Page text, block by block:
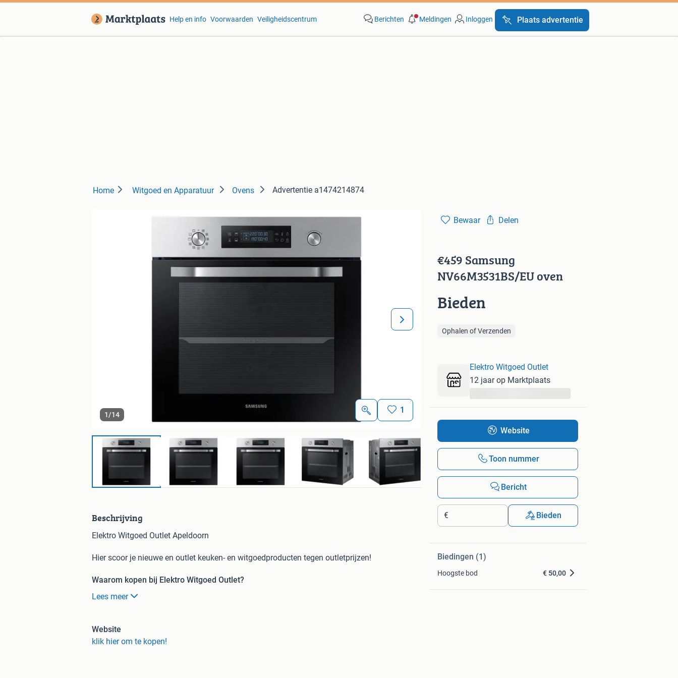
Help en info Voorwaarden Veiligheidscentrum Berichten Meldingen Inloggen Plaats advertentie
Home Witgoed en Apparatuur Ovens Advertentie a1474214874
1/14 1
Beschrijving
Elektro Witgoed Outlet Apeldoorn
Hier scoor je nieuwe en outlet keuken- en witgoedproducten tegen outletprijzen!
Waarom kopen bij Elektro Witgoed Outlet?
Bij Elektro Witgoed Outlet heb je de keuze uit nieuwe producten mét doos en outlet keuken-
Binnen 24 uur telefonisch contact om een bezorgdatum in te plannen.
We nemen je oude apparaat gratis mee retour.
Lees meer
Website
klik hier om te kopen!
Bewaar Delen
€459 Samsung
NV66M3531BS/EU oven
Bieden
Ophalen of Verzenden
Elektro Witgoed Outlet
12 jaar op Marktplaats
Website
Toon nummer
Bericht
€ Bieden
Biedingen (1)
Hoogste bod € 50,00